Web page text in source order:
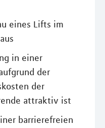
eines Lifts im
in einer
der
der
attraktiv ist
barrierefreien